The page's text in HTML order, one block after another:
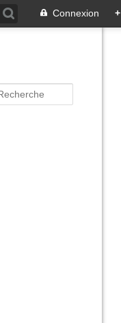
Connexion +